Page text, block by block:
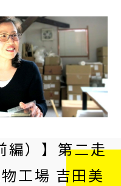
編）】第二走
工場 吉田美